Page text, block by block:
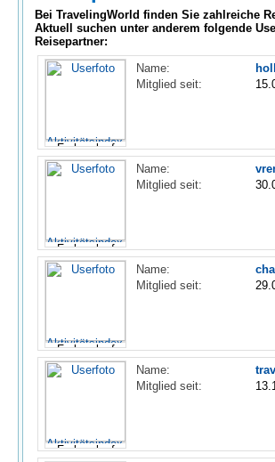
Bei TravelingWorld finden Sie zahlreiche
Aktuell suchen unter anderem folgende
Reisepartner:
Name:
Mitglied seit:
Name:
Mitglied seit:
Name:
Mitglied seit:
Name:
Mitglied seit: